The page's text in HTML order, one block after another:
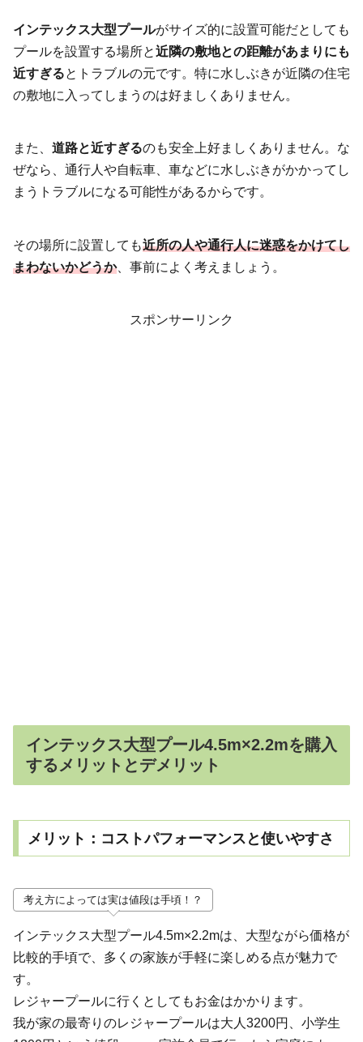
インテックス大型プールがサイズ的に設置可能だとしても
プールを設置する場所と近隣の敷地との距離があまりにも
近すぎるとトラブルの元です。特に水しぶきが近隣の住宅
の敷地に入ってしまうのは好ましくありません。
また、 道路と近すぎるのも安全上好ましくありません。な
ぜなら、通行人や自転車、車などに水しぶきがかかってし
まうトラブルになる可能性があるからです。
その場所に設置しても近所の人や通行人に迷惑をかけてし
まわないかどうか、事前によく考えましょう。
スポンサーリンク
インテックス大型プール4.5m×2.2mを購入
するメリットとデメリット
メリット：コストパフォーマンスと使いやすさ
考え方によっては実は値段は手頃！？
インテックス大型プール4.5m×2.2mは、大型ながら価格が
比較的手頃で、多くの家族が手軽に楽しめる点が魅力で
す。
レジャープールに行くとしてもお金はかかります。
我が家の最寄りのレジャープールは大人3200円、小学生